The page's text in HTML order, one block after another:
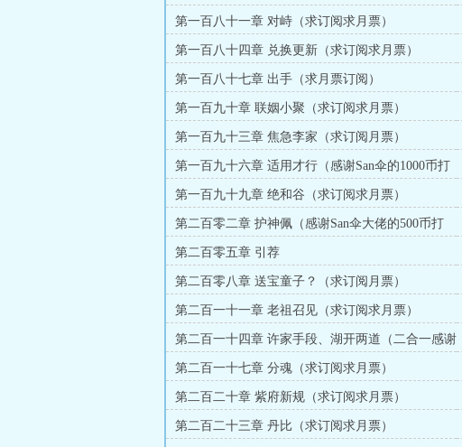
第一百八十一章 对峙（求订阅求月票）
第一百八十四章 兑换更新（求订阅求月票）
第一百八十七章 出手（求月票订阅）
第一百九十章 联姻小聚（求订阅求月票）
第一百九十三章 焦急李家（求订阅月票）
第一百九十六章 适用才行（感谢San伞的1000币打
赏）
第一百九十九章 绝和谷（求订阅求月票）
第二百零二章 护神佩（感谢San伞大佬的500币打
赏）
第二百零五章 引荐
第二百零八章 送宝童子？（求订阅月票）
第二百一十一章 老祖召见（求订阅求月票）
第二百一十四章 许家手段、湖开两道（二合一感谢
雨宁天的1000点币）
第二百一十七章 分魂（求订阅求月票）
第二百二十章 紫府新规（求订阅求月票）
第二百二十三章 丹比（求订阅求月票）